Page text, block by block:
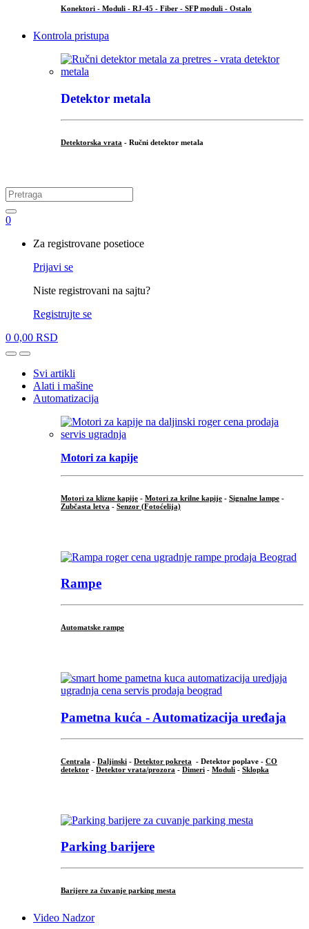
Konektori - Moduli - RJ-45 - Fiber - SFP moduli - Ostalo
Kontrola pristupa
Detektor metala
Detektorska vrata - Ručni detektor metala
Search
for:
0
Za registrovane posetioce
Prijavi se
Niste registrovani na sajtu?
Registrujte se
0 0,00 RSD
OpenClose
Svi artikli
Alati i mašine
Automatizacija
Motori za kapije
Motori za klizne kapije - Motori za krilne kapije - Signalne lampe -
Zubčasta letva - Senzor (Fotoćelija)
Rampe
Automatske rampe
Pametna kuća - Automatizacija uređaja
Centrala - Daljinski - Detektor pokreta - Detektor poplave - CO
detektor - Detektor vrata/prozora - Dimeri - Moduli - Sklopka
Parking barijere
Barijere za čuvanje parking mesta
Video Nadzor